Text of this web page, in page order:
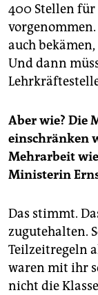
400 Stellen
auch
Und dann
Aber wie? Die
einschränken
Mehrarbeit
Ministerin
Das stimmt.
zugutehalten.
Teilzeitregeln
waren mit ihr
nicht die